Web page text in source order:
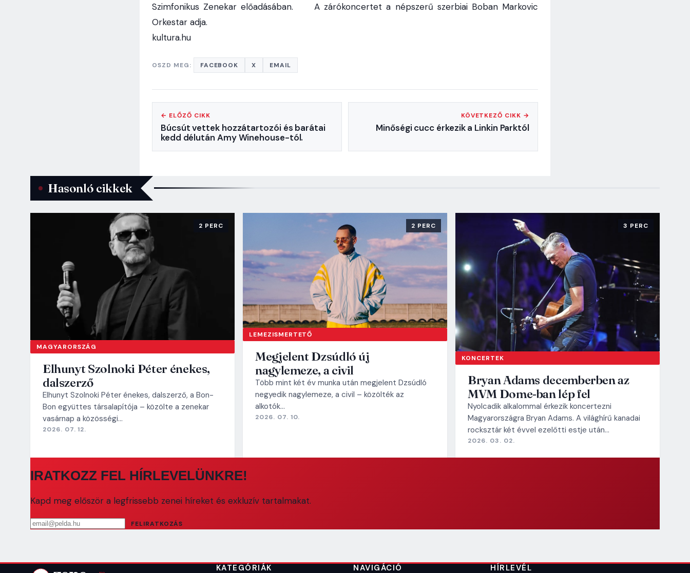
Szimfonikus Zenekar előadásában. A zárókoncertet a népszerű szerbiai Boban Markovic
Orkestar adja.
kultura.hu
OSZD MEG: FACEBOOK X EMAIL
← ELŐZŐ CIKK
Búcsút vettek hozzátartozói és barátai
kedd délután Amy Winehouse-tól.
KÖVETKEZŐ CIKK →
Minőségi cucc érkezik a Linkin Parktól
Hasonló cikkek
MAGYARORSZÁG
2 PERC
Elhunyt Szolnoki Péter énekes,
dalszerző
Elhunyt Szolnoki Péter énekes, dalszerző, a Bon-
Bon együttes társalapítója – közölte a zenekar
vasárnap a közösségi…
2026. 07. 12.
LEMEZISMERTETŐ
2 PERC
Megjelent Dzsúdló új
nagylemeze, a civil
Több mint két év munka után megjelent Dzsúdló
negyedik nagylemeze, a civil – közölték az
alkotók…
2026. 07. 10.
KONCERTEK
3 PERC
Bryan Adams decemberben az
MVM Dome-ban lép fel
Nyolcadik alkalommal érkezik koncertezni
Magyarországra Bryan Adams. A világhírű kanadai
rocksztár két évvel ezelőtti estje után…
2026. 03. 02.
IRATKOZZ FEL HÍRLEVELÜNKRE!
Kapd meg először a legfrissebb zenei híreket és exkluzív tartalmakat.
Email cím
FELIRATKOZÁS
KATEGÓRIÁK NAVIGÁCIÓ HÍRLEVÉL